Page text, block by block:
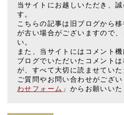
当サイトにお越しいただき、
す。
こちらの記事は旧ブログから
が古い場合がございますので
い。
また、当サイトにはコメント
ブログでいただいたコメント
が、すべて大切に読ませていた
ご質問やお問い合わせがござ
わせフォーム 」からお願いいた